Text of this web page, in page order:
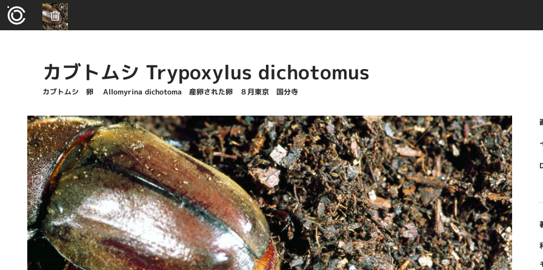
カブトムシ Trypoxylus dichotomus
カブトムシ 卵 Allomyrina dichotoma 産卵された卵 ８月東京 国分寺